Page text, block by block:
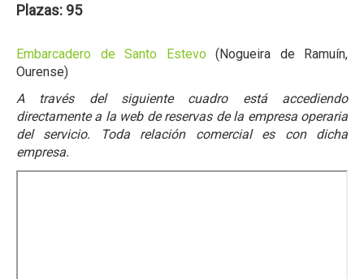
Plazas: 95
Embarcadero de Santo Estevo(Nogueira de Ramuín,
Ourense)
A través del siguiente cuadro está accediendo
directamente a la web de reservas de la empresa operaria
del servicio. Toda relación comercial es con dicha
empresa.